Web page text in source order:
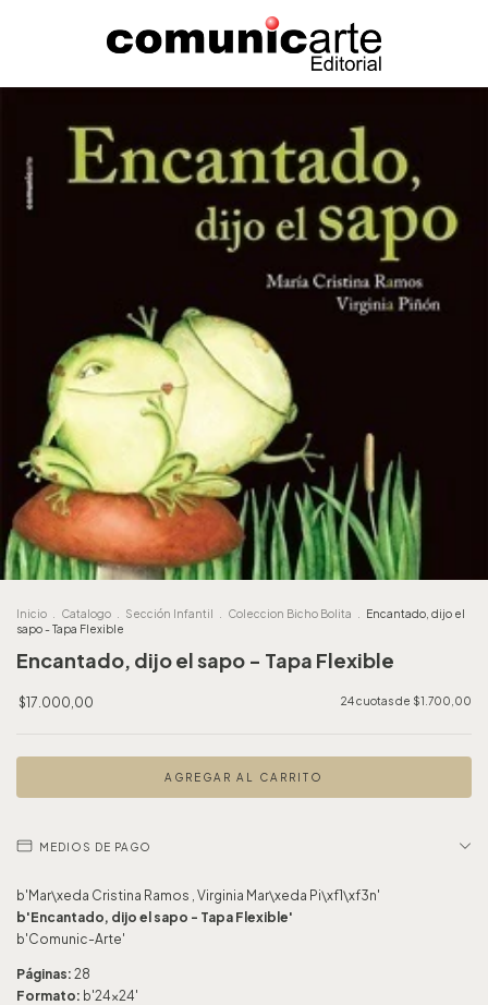
Inicio Catalogo Sección Infantil Coleccion Bicho Bolita
Encantado, dijo el
sapo - Tapa Flexible
Encantado, dijo el sapo - Tapa Flexible
$17.000,00 24cuotas de $1.700,00
MEDIOS DE PAGO
b'Mar\xeda Cristina Ramos , Virginia Mar\xeda Pi\xf1\xf3n'
b'Encantado, dijo el sapo - Tapa Flexible'
b'Comunic-Arte'
Páginas: 28
Formato: b'24x24'